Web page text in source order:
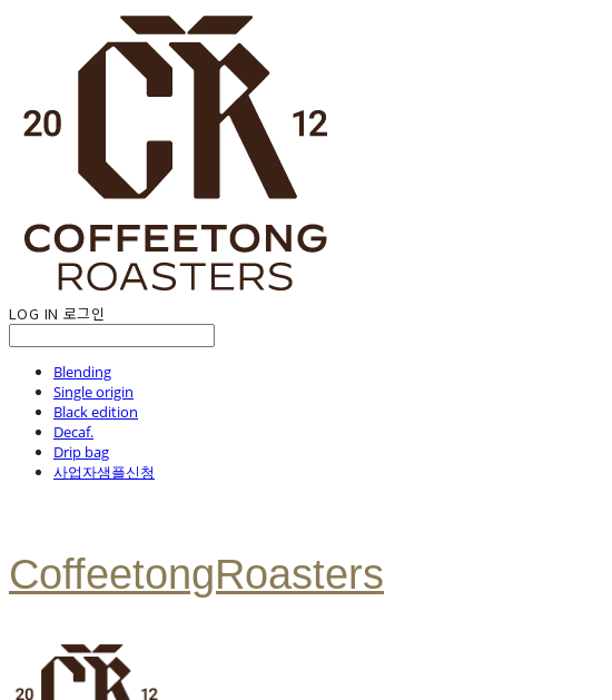
LOG IN 로그인
Blending
Single origin
Black edition
Decaf.
Drip bag
사업자샘플신청
CoffeetongRoasters